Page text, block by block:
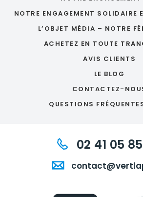
NOTRE ENGAGEMENT SOLIDAIRE
L’OBJET MÉDIA – NOTRE
ACHETEZ EN TOUTE
AVIS CLIENTS
LE BLOG
CONTACTEZ-
QUESTIONS
02 41 05